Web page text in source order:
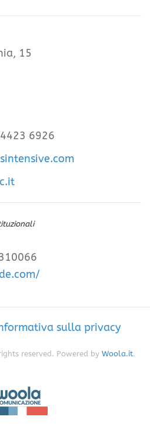
15
6926
sulla privacy
reserved. Powered by Woola.it.